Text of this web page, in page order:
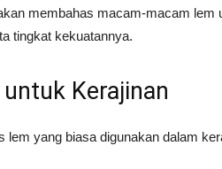
membahas macam-macam lem
tingkat kekuatannya.
Kerajinan
lem yang biasa digunakan dalam